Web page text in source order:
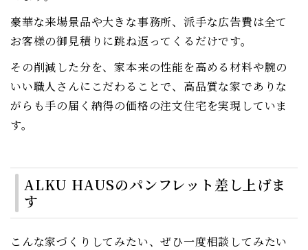
豪華な来場景品や大きな事務所、派手な広告費は全て
お客様の御見積りに跳ね返ってくるだけです。
その削減した分を、家本来の性能を高める材料や腕の
いい職人さんにこだわることで、高品質な家でありな
がらも手の届く納得の価格の注文住宅を実現していま
す。
ALKU HAUSのパンフレット差し上げま
す
こんな家づくりしてみたい、ぜひ一度相談してみたい